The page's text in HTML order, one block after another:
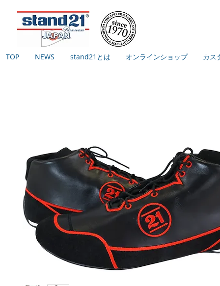
TOP NEWS stand21とは オンラインショップ カス